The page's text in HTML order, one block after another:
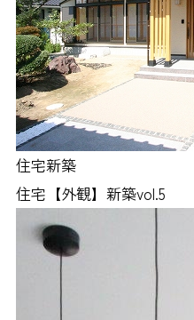
住宅新築
住宅【外観】新築vol.5